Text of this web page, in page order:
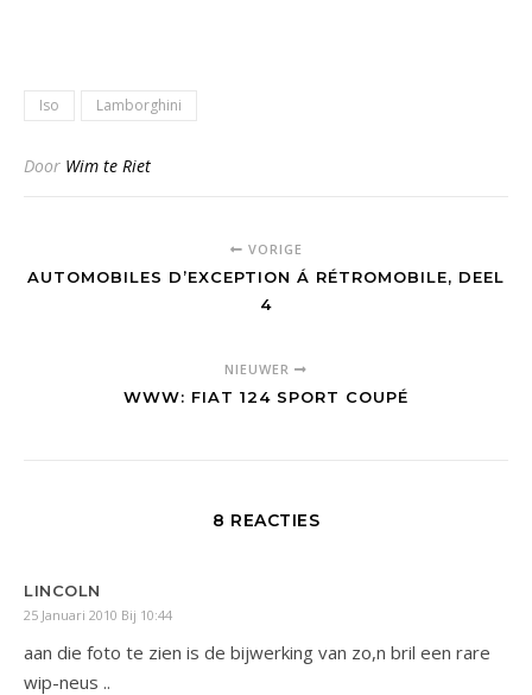
Iso Lamborghini
Door Wim te Riet
VORIGE
AUTOMOBILES D’EXCEPTION Á RÉTROMOBILE, DEEL
4
NIEUWER
WWW: FIAT 124 SPORT COUPÉ
8 REACTIES
LINCOLN
25 Januari 2010 Bij 10:44
aan die foto te zien is de bijwerking van zo,n bril een rare
wip-neus ..